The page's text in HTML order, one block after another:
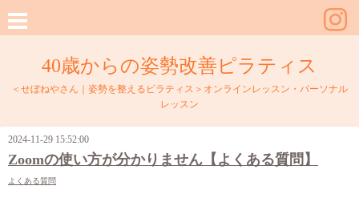
40歳からの姿勢改善ピラティス
＜せぼねやさん｜姿勢を整えるピラティス＞オンラインレッスン・パーソナル
レッスン
2024-11-29 15:52:00
Zoomの使い方が分かりません【よくある質問】
よくある質問